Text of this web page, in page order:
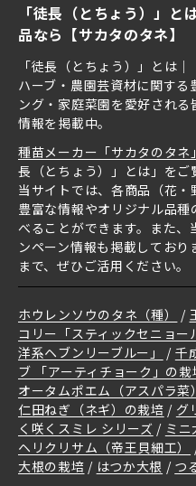
「徒長（とちょう）」と
品なら【サカタのタネ】
「徒長（とちょう）」とは
ハーブ・農園芸資材に関す
ング・家庭菜園を愛好され
情報を掲載中。
種苗メーカー「サカタのタネ
長（とちょう）」とは」をご
当サイトでは、各商品（花
豊富な情報やオリジナル品
べることができます。また
ンペーン情報も掲載してお
まで、ぜひご活用ください。
ホウレンソウのタネ（種）
コリー「スティックセニョー
洋系ヘブンリーブルー」
千
ブ 「アーティチョーク」の栽
オータムポエム（アスパラ菜
仁田ねぎ（ネギ）の栽培
グ
く咲くスミレ シリーズ
ミニ
ヘリクリサム（帝王貝細工）
大根の栽培
はつか大根 つ